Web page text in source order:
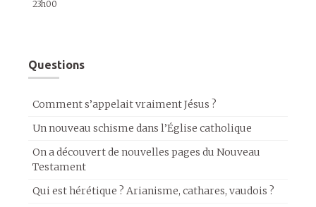
23h00
Questions
Comment s’appelait vraiment Jésus ?
Un nouveau schisme dans l’Église catholique
On a découvert de nouvelles pages du Nouveau
Testament
Qui est hérétique ? Arianisme, cathares, vaudois ?